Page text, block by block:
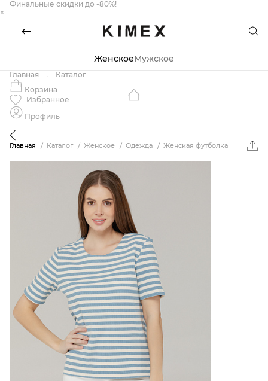
Финальные скидки до -80%!
×
ЖенскоеМужское
Главная
Каталог
Корзина
Избранное
Профиль
Главная Каталог Женское Одежда Женская футболка